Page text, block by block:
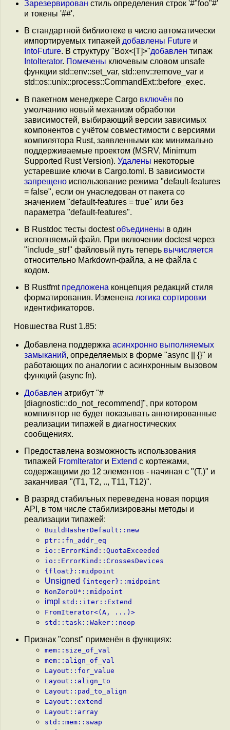
Зарезервирован стиль определения строк '#"foo"#'
и токены '##'.
В стандартной библиотеке в число автоматически
импортируемых типажей добавлены Future и
IntoFuture. В структуру "Box<[T]>"добавлен типаж
IntoIterator. Помечены ключевым словом unsafe
функции std::env::set_var, std::env::remove_var и
std::os::unix::process::CommandExt::before_exec.
В пакетном менеджере Cargo включён по
умолчанию новый механизм обработки
зависимостей, выбирающий версии зависимых
компонентов с учётом совместимости с версиями
компилятора Rust, заявленными как минимально
поддерживаемые проектом (MSRV, Minimum
Supported Rust Version). Удалены некоторые
устаревшие ключи в Cargo.toml. В зависимости
запрещено использование режима "default-features
= false", если он унаследован от пакета со
значением "default-features = true" или без
параметра "default-features".
В Rustdoc тесты doctestобъединены в один
исполняемый файл. При включении doctest через
"include_str!" файловый путь теперь вычисляется
относительно Markdown-файла, а не файла с
кодом.
В Rustfmt предложена концепция редакций стиля
форматирования. Изменена логика сортировки
идентификаторов.
Новшества Rust 1.85:
Добавлена поддержка асинхронно выполняемых
замыканий, определяемых в форме "async || {}" и
работающих по аналогии с асинхронным вызовом
функций (async fn).
Добавлен атрибут "#
[diagnostic::do_not_recommend]", при котором
компилятор не будет показывать аннотированные
реализации типажей в диагностических
сообщениях.
Предоставлена возможность использования
типажей FromIterator и Extend с кортежами,
содержащими до 12 элементов - начиная с "(T,)" и
заканчивая "(T1, T2, .., T11, T12)".
В разряд стабильных переведена новая порция
API, в том числе стабилизированы методы и
реализации типажей:
BuildHasherDefault::new
ptr::fn_addr_eq
io::ErrorKind::QuotaExceeded
io::ErrorKind::CrossesDevices
{float}::midpoint
Unsigned {integer}::midpoint
NonZeroU*::midpoint
impl std::iter::Extend
FromIterator<(A, ...)>
std::task::Waker::noop
Признак "const" применён в функциях:
mem::size_of_val
mem::align_of_val
Layout::for_value
Layout::align_to
Layout::pad_to_align
Layout::extend
Layout::array
std::mem::swap